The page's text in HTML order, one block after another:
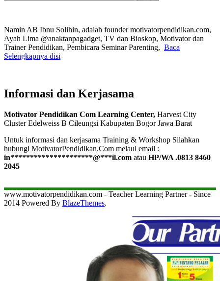
Namin AB Ibnu Solihin, adalah founder motivatorpendidikan.com,
Ayah Lima @anaktanpagadget, TV dan Bioskop, Motivator dan
Trainer Pendidikan, Pembicara Seminar Parenting, Baca
Selengkapnya disi
Informasi dan Kerjasama
Motivator Pendidikan Com Learning Center, Harvest City
Cluster Edelweiss B Cileungsi Kabupaten Bogor Jawa Barat
Untuk informasi dan kerjasama Training & Workshop Silahkan
hubungi MotivatorPendidikan.Com melaui email :
in*********************@***il.com atau HP/WA .0813 8460
2045
www.motivatorpendidikan.com - Teacher Learning Partner - Since
2014 Powered By BlazeThemes.